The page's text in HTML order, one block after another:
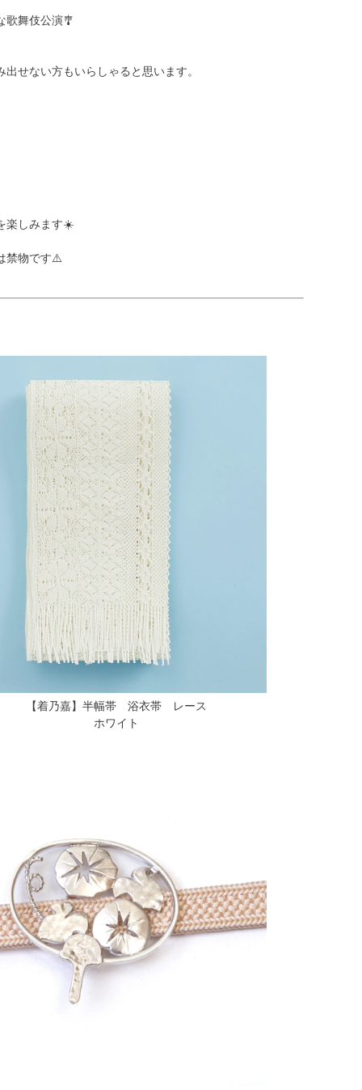
歌舞伎公演🎐
せない方もいらしゃると思います。
楽しみます☀️
禁物です⚠️
【着乃嘉】半幅帯 浴衣帯 レース
ホワイト